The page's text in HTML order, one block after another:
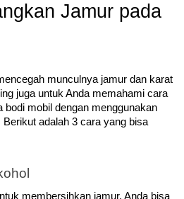
Jamur pada
munculnya jamur dan karat
juga untuk Anda memahami cara
bodi mobil dengan menggunakan
adalah 3 cara yang bisa
membersihkan jamur. Anda bisa